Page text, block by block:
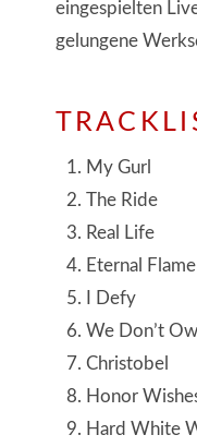
eingespielten
gelungene
My Gurl
The Ride
Real Life
Eternal Flame
I Defy
We Don’t
Christobel
Honor
Hard White